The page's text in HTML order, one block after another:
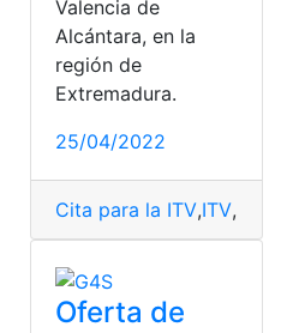
plan, Plan Conectividad
Valencia de
Alcántara, en la
región de
Extremadura.
25/04/2022
Cita para la ITV,ITV,
Oferta de